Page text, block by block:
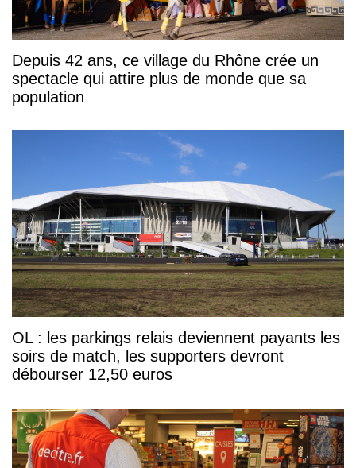
Depuis 42 ans, ce village du Rhône crée un
spectacle qui attire plus de monde que sa
population
OL : les parkings relais deviennent payants les
soirs de match, les supporters devront
débourser 12,50 euros